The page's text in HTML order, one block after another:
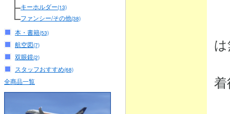
キーホルダー(13)
ファンシー/その他(38)
本・書籍(53)
航空図(7)
双眼鏡(2)
スタッフおすすめ(68)
全商品一覧